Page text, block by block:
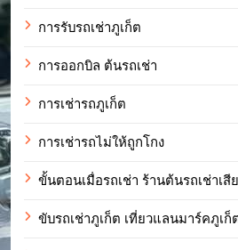
การรับรถเช่าภูเก็ต
การออกบิล ต้นรถเช่า
การเช่ารถภูเก็ต
การเช่ารถไม่ให้ถูกโกง
ขั้นตอนเมื่อรถเช่า ร้านต้นรถเช่าเสี
ขับรถเช่าภูเก็ต เที่ยวแลนมาร์คภูเ